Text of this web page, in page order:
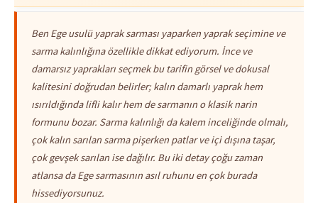
Ben Ege usulü yaprak sarması yaparken yaprak seçimine ve
sarma kalınlığına özellikle dikkat ediyorum. İnce ve
damarsız yaprakları seçmek bu tarifin görsel ve dokusal
kalitesini doğrudan belirler; kalın damarlı yaprak hem
ısırıldığında lifli kalır hem de sarmanın o klasik narin
formunu bozar. Sarma kalınlığı da kalem inceliğinde olmalı,
çok kalın sarılan sarma pişerken patlar ve içi dışına taşar,
çok gevşek sarılan ise dağılır. Bu iki detay çoğu zaman
atlansa da Ege sarmasının asıl ruhunu en çok burada
hissediyorsunuz.